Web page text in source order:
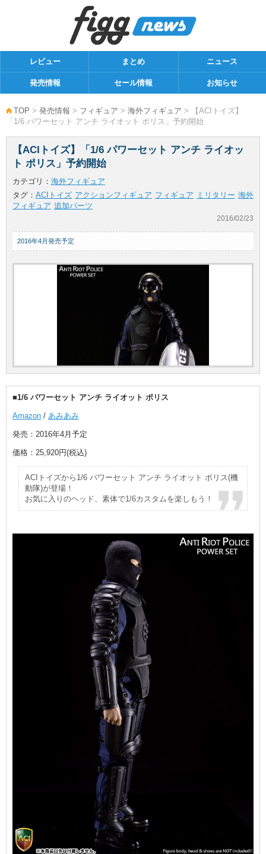
レビュー まとめ ニュース
発売情報 セール情報 お知らせ
TOP > 発売情報 > フィギュア > 海外フィギュア > 【ACIトイズ】
「1/6 パワーセット アンチ ライオット ポリス」予約開始
【ACIトイズ】「1/6 パワーセット アンチ ライオッ
ト ポリス」予約開始
カテゴリ： 海外フィギュア
タグ： ACIトイズ アクションフィギュア フィギュア ミリタリー 海外
フィギュア 追加パーツ
2016/02/23
2016年4月発売予定
■1/6 パワーセット アンチ ライオット ポリス
Amazon / あみあみ
発売：2016年4月予定
価格：25,920円(税込)
ACIトイズから1/6 パワーセット アンチ ライオット ポリス(機
動隊)が登場！
お気に入りのヘッド、素体で1/6カスタムを楽しもう！